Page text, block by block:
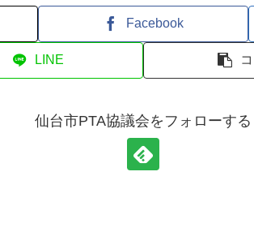
Facebook
LINE
仙台市PTA協議会をフォローする